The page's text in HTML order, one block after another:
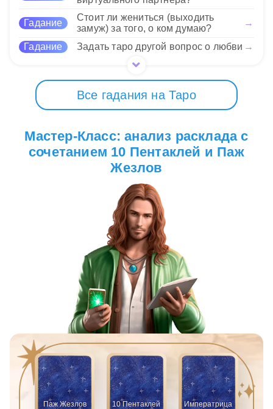
12 Нравится
Гадание
Стоит ли жениться (выходить
замуж) за того, о ком думаю?
→
Гадание Задать таро другой вопрос о любви →
Все гадания на Таро
Мастер-Класс: анализ расклада с
сочетанием 10 Пентаклей и Паж
Жезлов
Паж Жезлов 10 Пентаклей Императрица